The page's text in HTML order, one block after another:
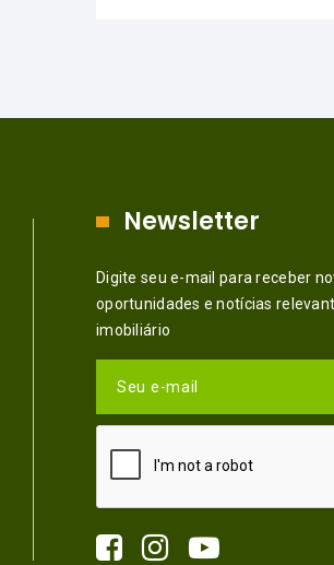
Newsletter
Digite seu e-mail para receber
oportunidades e notícias
imobiliário
Seu e-mail